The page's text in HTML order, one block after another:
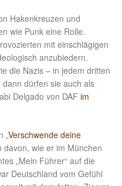
Hakenkreuzen und
wie Punk eine Rolle.
mit einschlägigen
anzubiedern.
die Nazis – in jedem dritten
dann dürfen sie auch als
Delgado von DAF im
„Verschwende deine
davon, wie er im München
„Mein Führer“ auf die
Deutschland vom Gefühl